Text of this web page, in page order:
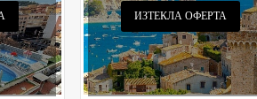
ИЗТЕКЛА ОФЕРТА